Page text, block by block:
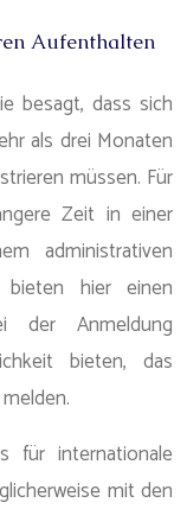
Aufenthalten
besagt, dass sich
als drei Monaten
müssen. Für
Zeit in einer
administrativen
bieten hier einen
der Anmeldung
bieten, das
für internationale
mit den